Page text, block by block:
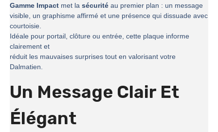
Gamme Impact met la sécurité au premier plan : un message
visible, un graphisme affirmé et une présence qui dissuade avec
courtoisie.
Idéale pour portail, clôture ou entrée, cette plaque informe
clairement et
réduit les mauvaises surprises tout en valorisant votre
Dalmatien.
Un Message Clair Et
Élégant